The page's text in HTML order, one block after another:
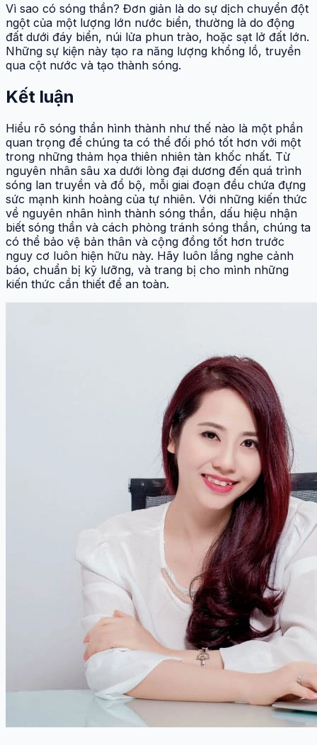
Vì sao có sóng thần? Đơn giản là do sự dịch chuyển đột
ngột của một lượng lớn nước biển, thường là do động
đất dưới đáy biển, núi lửa phun trào, hoặc sạt lở đất lớn.
Những sự kiện này tạo ra năng lượng khổng lồ, truyền
qua cột nước và tạo thành sóng.
Kết luận
Hiểu rõ sóng thần hình thành như thế nào là một phần
quan trọng để chúng ta có thể đối phó tốt hơn với một
trong những thảm họa thiên nhiên tàn khốc nhất. Từ
nguyên nhân sâu xa dưới lòng đại dương đến quá trình
sóng lan truyền và đổ bộ, mỗi giai đoạn đều chứa đựng
sức mạnh kinh hoàng của tự nhiên. Với những kiến thức
về nguyên nhân hình thành sóng thần, dấu hiệu nhận
biết sóng thần và cách phòng tránh sóng thần, chúng ta
có thể bảo vệ bản thân và cộng đồng tốt hơn trước
nguy cơ luôn hiện hữu này. Hãy luôn lắng nghe cảnh
báo, chuẩn bị kỹ lưỡng, và trang bị cho mình những
kiến thức cần thiết để an toàn.